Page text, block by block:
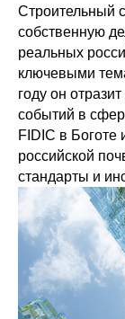
Строительный
собственную
реальных
ключевыми
году он
событий в
FIDIC в
российской
стандарты и